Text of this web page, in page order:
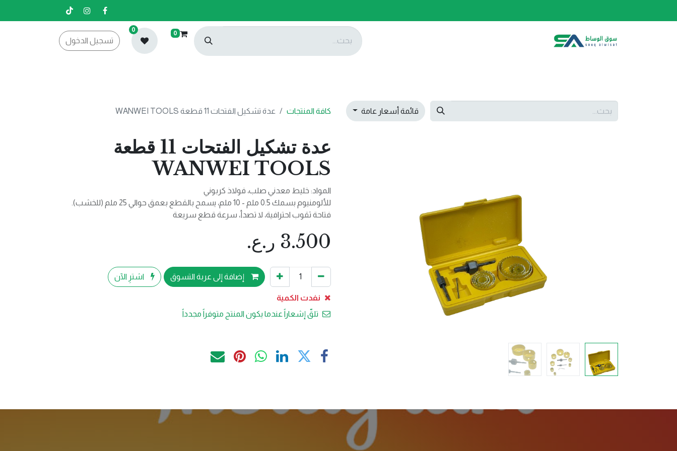
0
0
تسجيل الدخول
قائمة أسعار عامة كافة المنتجات عدة تشكيل الفتحات 11 قطعة WANWEI TOOLS
عدة تشكيل الفتحات 11 قطعة
WANWEI TOOLS
المواد: خليط معدني صلب، فولاذ كربوني
للألومنيوم بسمك 0.5 ملم - 10 ملم، يسمح بالقطع بعمق حوالي 25 ملم (للخشب).
فتاحة ثقوب احترافية، لا تصدأ، سرعة قطع سريعة
3.500 ر.ع.
إضافة إلى عربة التسوق اشترِ الآن
نفدت الكمية
تلقّ إشعاراً عندما يكون المنتج متوفراً مجدداً